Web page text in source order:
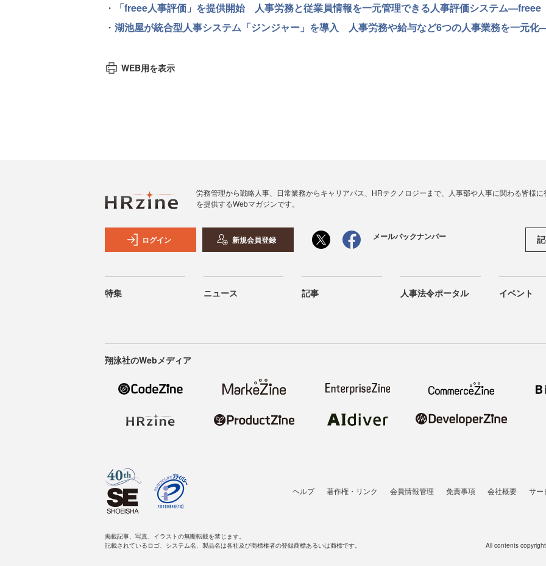
・
「freee人事評価」を提供開始 人事労務と従業員情報を一元管理できる人事評価システム—freee
・ 湖池屋が統合型人事システム「ジンジャー」を導入 人事労務や給与など6つの人事業務を一元
WEB用を表示
労務管理から戦略人事、日常業務からキャリアパス、HRテクノロジーまで、人事部や人事に関わる皆様
を提供するWebマガジンです。
ログイン 新規会員登録 メールバックナンバー
特集 ニュース 記事 人事法令ポータル イベント
翔泳社のWebメディア
ヘルプ 著作権・リンク 会員情報管理 免責事項 会社概要 サー
掲載記事、写真、イラストの無断転載を禁じます。
記載されているロゴ、システム名、製品名は各社及び商標権者の登録商標あるいは商標です。
All contents